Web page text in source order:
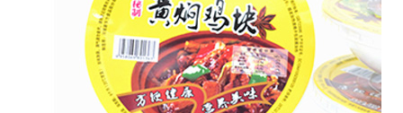
加入新东方
联系我们